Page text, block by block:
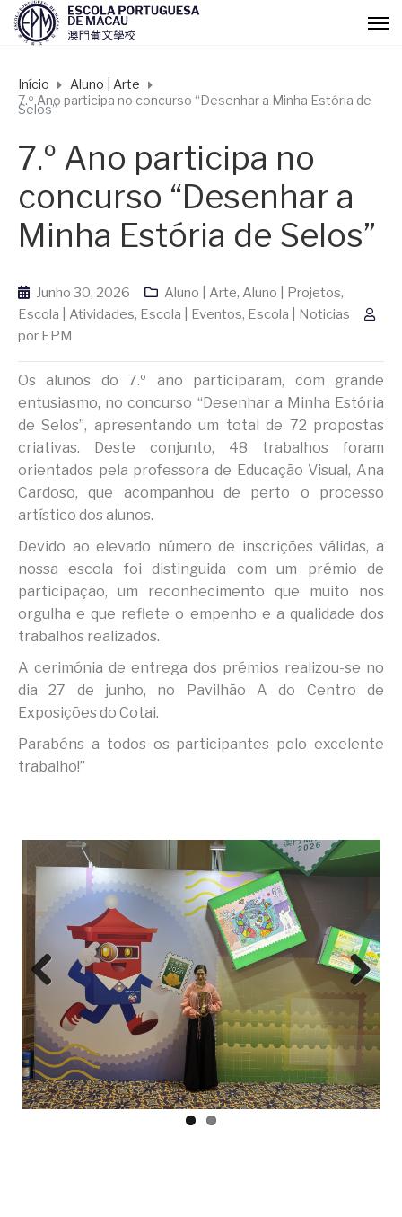
Início
Aluno | Arte
7.º Ano participa no concurso “Desenhar a Minha Estória de
Selos”
7.º Ano participa no
concurso “Desenhar a
Minha Estória de Selos”
Junho 30, 2026 Aluno | Arte, Aluno | Projetos,
Escola | Atividades, Escola | Eventos, Escola | Noticias
por EPM
Os alunos do 7.º ano participaram, com grande
entusiasmo, no concurso “Desenhar a Minha Estória
de Selos”, apresentando um total de 72 propostas
criativas. Deste conjunto, 48 trabalhos foram
orientados pela professora de Educação Visual, Ana
Cardoso, que acompanhou de perto o processo
artístico dos alunos.
Devido ao elevado número de inscrições válidas, a
nossa escola foi distinguida com um prémio de
participação, um reconhecimento que muito nos
orgulha e que reflete o empenho e a qualidade dos
trabalhos realizados.
A cerimónia de entrega dos prémios realizou-se no
dia 27 de junho, no Pavilhão A do Centro de
Exposições do Cotai.
Parabéns a todos os participantes pelo excelente
trabalho!”
Prev
ious
Next